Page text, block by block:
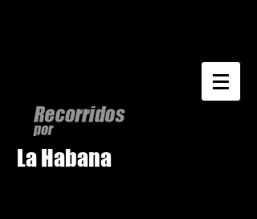
La Habana